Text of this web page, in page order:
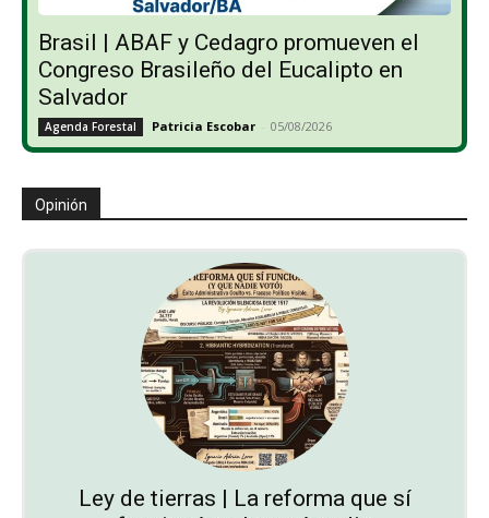
Brasil | ABAF y Cedagro promueven el
Congreso Brasileño del Eucalipto en
Salvador
Agenda Forestal Patricia Escobar - 05/08/2026
Opinión
Ley de tierras | La reforma que sí